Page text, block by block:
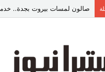
صالون لمسات بيروت بجدة.. خدمات